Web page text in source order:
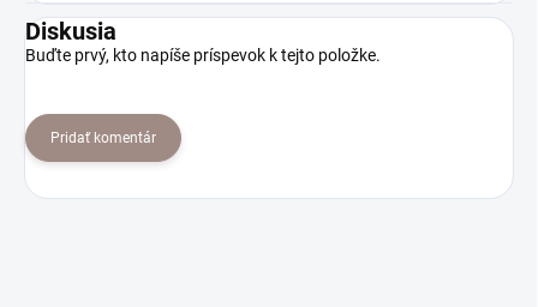
Diskusia
Buďte prvý, kto napíše príspevok k tejto položke.
Pridať komentár